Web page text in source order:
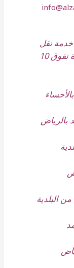
نقل
عفش برماح من الزين كلين بخبرة تفوق 10
بالرياض
البلدية